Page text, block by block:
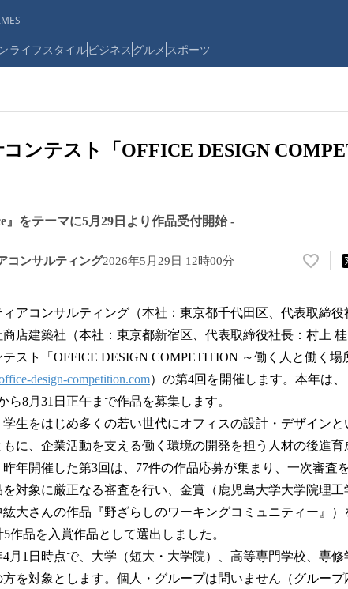
ライフスタイルビジネス グルメ スポーツ
ンテスト「OFFICE DESIGN
』をテーマに5月29日より作品受付開始 -
コンサルティング2026年5月29日 12時00分
い
！
数
を
み
み
で
す
アコンサルティング（本社：東京都千代田区、代表取締役
店建築社（本社：東京都新宿区、代表取締役社長：村上
スト「OFFICE DESIGN COMPETITION ～働く人と働く場
design-competition.com）の第4回を開催します。本年は、
ら8月31日正午まで作品を募集します。
生をはじめ多くの若い世代にオフィスの設計・デザインと
に、企業活動を支える働く環境の開発を担う人材の後進育
年開催した第3回は、77件の作品応募が集まり、一次審査
対象に厳正なる審査を行い、金賞（鹿児島大学大学院理
大さんの作品『野ざらしのワーキングコミュニティー』
作品を入賞作品として選出しました。
月1日時点で、大学（短大・大学院）、高等専門学校、専
方を対象とします。個人・グループは問いません（グルー